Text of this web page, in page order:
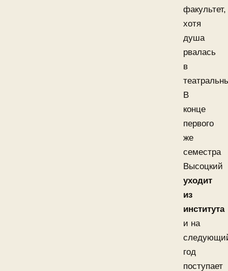
факультет,
хотя
душа
рвалась
в
В
конце
первого
же
семестра
Высоцкий
уходит
из
института
и на
год
поступает